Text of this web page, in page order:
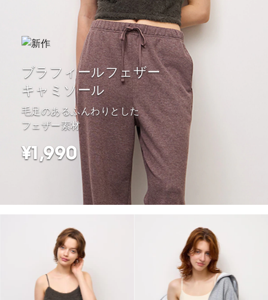
ブラフィールフェザー
キャミソール
毛足のあるふんわりとした
フェザー素材
¥1,990